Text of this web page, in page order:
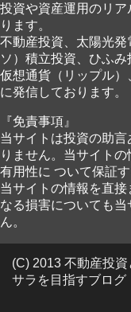
投資や資産運用のリ
ります。
不動産投資、太陽光
ソ）積立投資、ひふみ
仮想通貨（リップル
に発信しております。
『免責事項』
当サイトは投資の助
りません。当サイト
有用性に ついて保証
当サイトの情報を直
なる損害についても
ん。
(C) 2013 不動産投
サラを目指すブログ